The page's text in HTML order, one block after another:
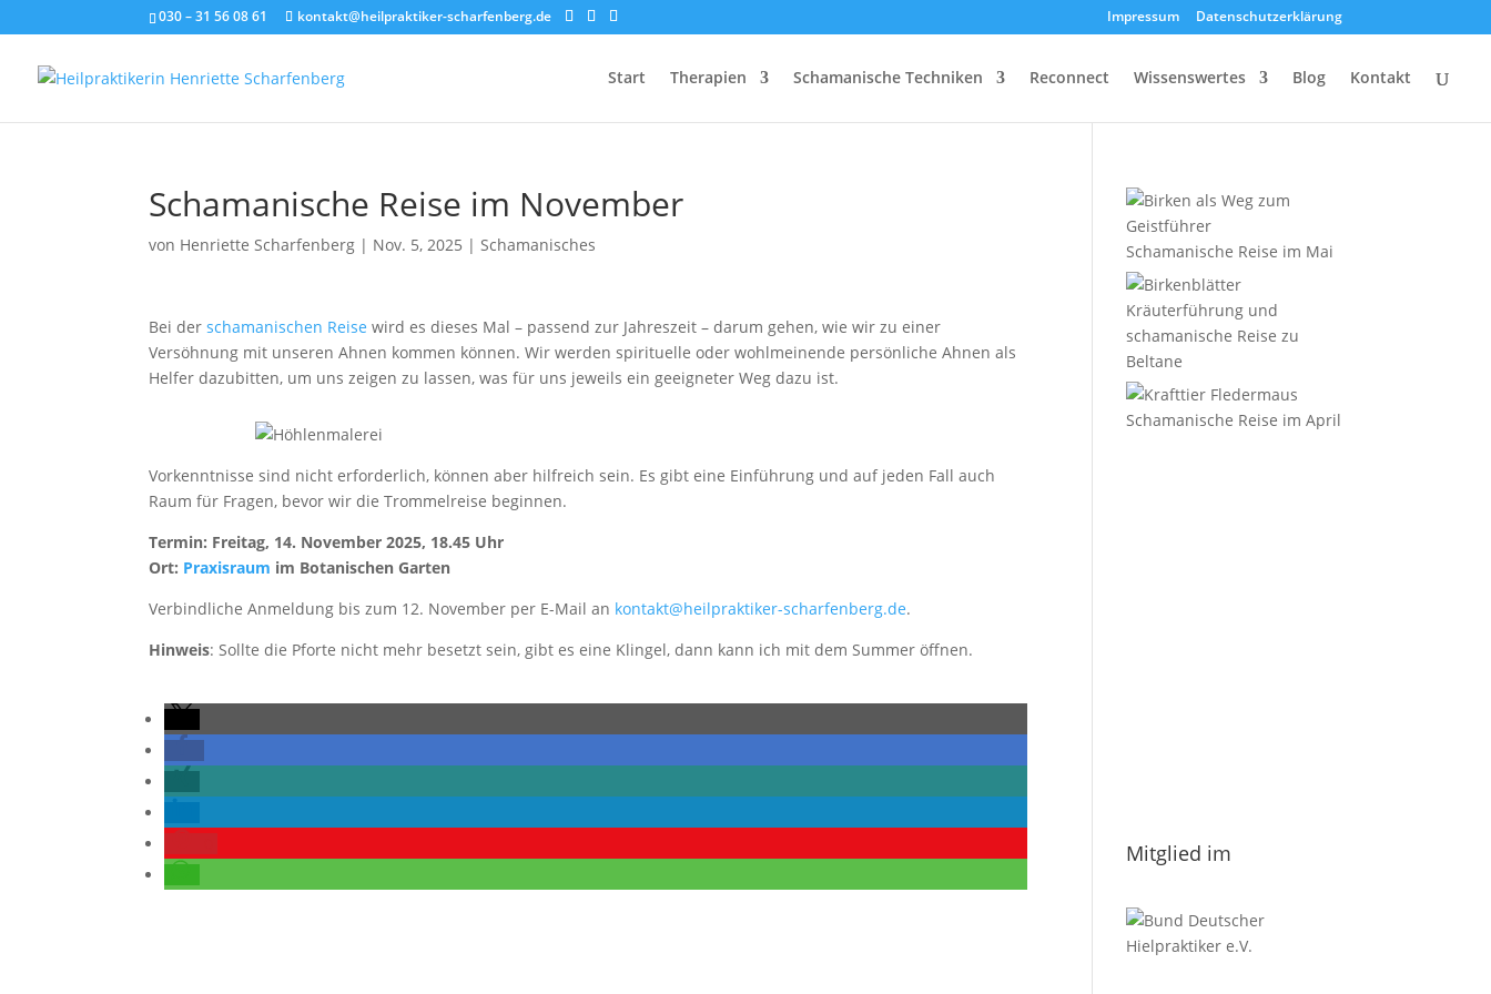
030 – 31 56 08 61 kontakt@heilpraktiker-scharfenberg.de Impressum Datenschutzerklärung
Start Therapien Schamanische Techniken Reconnect Wissenswertes Blog Kontakt
Schamanische Reise im November
von Henriette Scharfenberg | Nov. 5, 2025 |Schamanisches
Bei derschamanischen Reise wird es dieses Mal – passend zur Jahreszeit – darum gehen, wie wir zu einer
Versöhnung mit unseren Ahnen kommen können. Wir werden spirituelle oder wohlmeinende persönliche Ahnen als
Helfer dazubitten, um uns zeigen zu lassen, was für uns jeweils ein geeigneter Weg dazu ist.
Vorkenntnisse sind nicht erforderlich, können aber hilfreich sein. Es gibt eine Einführung und auf jeden Fall auch
Raum für Fragen, bevor wir die Trommelreise beginnen.
Termin: Freitag, 14. November 2025, 18.45 Uhr
Ort: Praxisraum im Botanischen Garten
Verbindliche Anmeldung bis zum 12. November per E-Mail an kontakt@heilpraktiker-scharfenberg.de.
Hinweis: Sollte die Pforte nicht mehr besetzt sein, gibt es eine Klingel, dann kann ich mit dem Summer öffnen.
Schamanische Reise im Mai
Kräuterführung und
schamanische Reise zu
Beltane
Schamanische Reise im April
Mitglied im